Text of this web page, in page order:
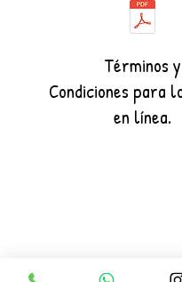
Términos y
Condiciones para
en línea.